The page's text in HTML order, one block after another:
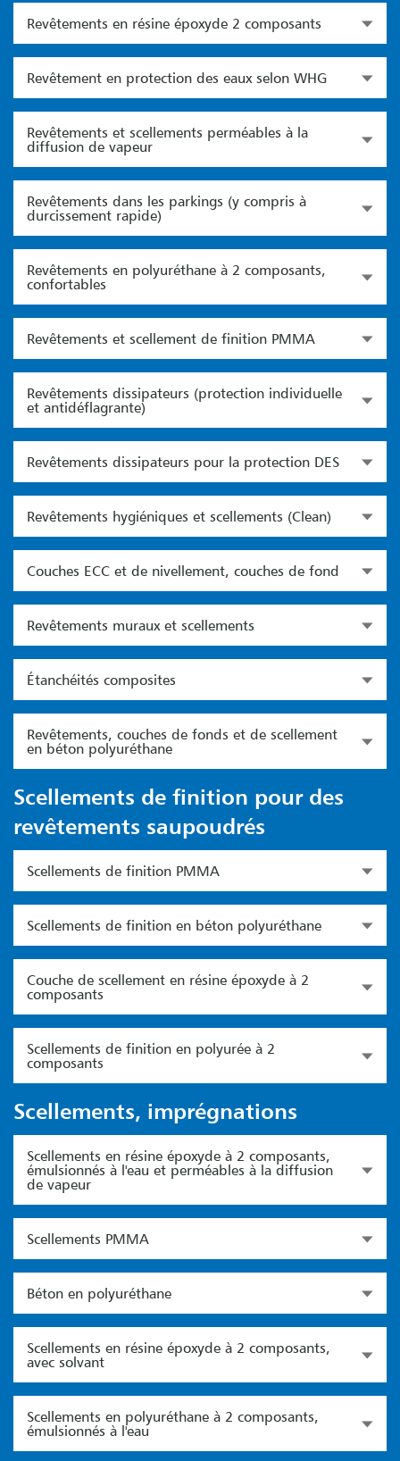
Revêtements en résine époxyde 2 composants
Revêtement en protection des eaux selon WHG
Revêtements et scellements perméables à la
diffusion de vapeur
Revêtements dans les parkings (y compris à
durcissement rapide)
Revêtements en polyuréthane à 2 composants,
confortables
Revêtements et scellement de finition PMMA
Revêtements dissipateurs (protection individuelle
et antidéflagrante)
Revêtements dissipateurs pour la protection DES
Revêtements hygiéniques et scellements (Clean)
Couches ECC et de nivellement, couches de fond
Revêtements muraux et scellements
Étanchéités composites
Revêtements, couches de fonds et de scellement
en béton polyuréthane
Scellements de finition pour des
revêtements saupoudrés
Scellements de finition PMMA
Scellements de finition en béton polyuréthane
Couche de scellement en résine époxyde à 2
composants
Scellements de finition en polyurée à 2
composants
Scellements, imprégnations
Scellements en résine époxyde à 2 composants,
émulsionnés à l'eau et perméables à la diffusion
de vapeur
Scellements PMMA
Béton en polyuréthane
Scellements en résine époxyde à 2 composants,
avec solvant
Scellements en polyuréthane à 2 composants,
émulsionnés à l'eau